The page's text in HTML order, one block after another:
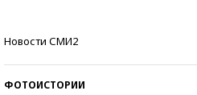
Новости СМИ2
ФОТОИСТОРИИ